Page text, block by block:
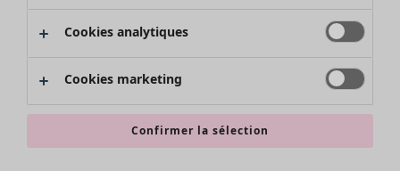
Promos SOLDES
Les promos de Gudrun Sjödén
Nouvel arrivage
Bonnes affaires en soldes - jusqu'à -70
Cookies analytiques
Cookies marketing
Confirmer la sélection